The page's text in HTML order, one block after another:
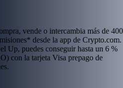
vende o intercambia más de 400
desde la app de Crypto.com.
Up, puedes conseguir hasta un 6 %
con la tarjeta Visa prepago de